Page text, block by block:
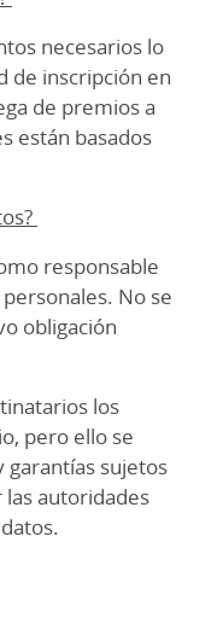
necesarios lo
de inscripción en
de premios a
están basados
responsable
No se
obligación
los
pero ello se
garantías sujetos
autoridades